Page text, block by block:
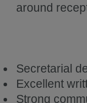
around
Secretarial
Excellent
Strong